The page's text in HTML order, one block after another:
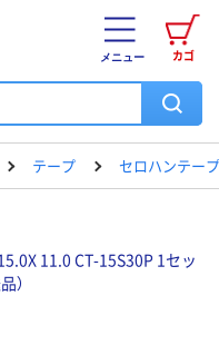
カゴ
メニュー
テープ セロハンテープ
11.0 CT-15S30P 1セッ
）